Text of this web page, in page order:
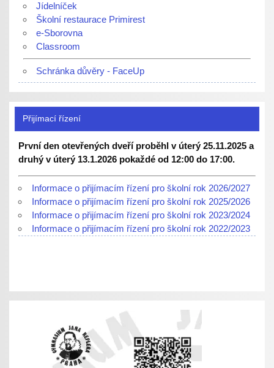
Jídelníček
Školní restaurace Primirest
e-Sborovna
Classroom
Schránka důvěry - FaceUp
Přijímací řízení
První den otevřených dveří proběhl v úterý 25.11.2025 a
druhý v úterý 13.1.2026 pokaždé od 12:00 do 17:00.
Informace o přijímacím řízení pro školní rok 2026/2027
Informace o přijímacím řízení pro školní rok 2025/2026
Informace o přijímacím řízení pro školní rok 2023/2024
Informace o přijímacím řízení pro školní rok 2022/2023